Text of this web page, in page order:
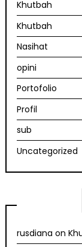
Khutbah
Khutbah
Nasihat
opini
Portofolio
Profil
sub
Uncategorized
rusdiana on